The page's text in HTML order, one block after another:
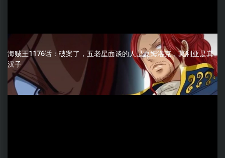
海贼王1176话：破案了，五老星面谈的人是夏姆洛克，莫利亚是真
汉子